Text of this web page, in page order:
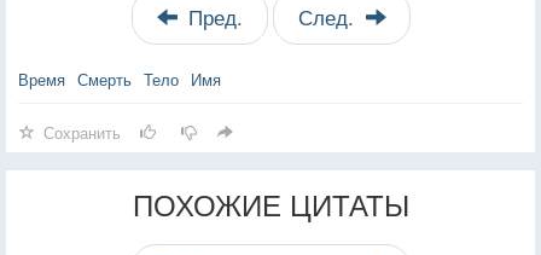
Пред. След.
Время Смерть Тело Имя
Сохранить
ПОХОЖИЕ ЦИТАТЫ